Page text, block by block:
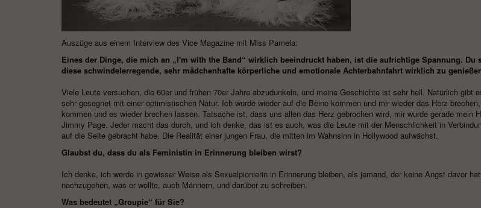
Auszüge aus einem Interview des Vice Magazine mit Miss Pamela:
Eines der Dinge, die mich an „I'm with the Band“ wirklich beeindruckt haben, ist die aufrichtige Spannung. Du
diese schwindelerregende, sehr mädchenhafte körperliche und emotionale Achterbahnfahrt wirklich zu
Viele Leute versuchen, die 60er und frühen 70er Jahre abzudunkeln, und meine Geschichte ist sehr hell. Natürlich gibt
sehr gesegnet mit einer optimistischen Natur. Ich würde wieder auf die Beine kommen und mir wieder das Herz
kommen und es wieder brechen lassen. Tatsache ist, dass uns allen das Herz gebrochen wird, mir wurde gerade mein
Jimmy Page. Jeder macht das durch, und ich denke, das ist es auch, was die Leute mit der Menschlichkeit in
auf die Seite gebracht habe. Die Realität einer jungen Frau, die mitten im Wahnsinn in Hollywood aufwächst.
Glaubst du, dass du als Feministin in Erinnerung bleiben wirst?
Ich denke, ich werde in gewisser Weise als Sexualpionierin in Erinnerung bleiben, als jemand, der keine Angst davor
nachzugehen, was er wollte, auch Männern, und darüber zu schreiben.
Was bedeutet „Groupie“ für Sie?